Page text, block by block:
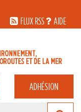
FLUX RSS
AIDE
ADHÉSION